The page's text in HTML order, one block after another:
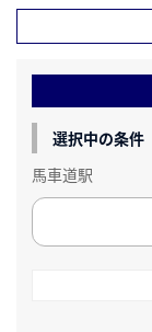
選択中の条件
馬車道駅